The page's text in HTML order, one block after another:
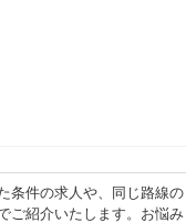
条件の求人や、同じ路線の
ご紹介いたします。お悩み